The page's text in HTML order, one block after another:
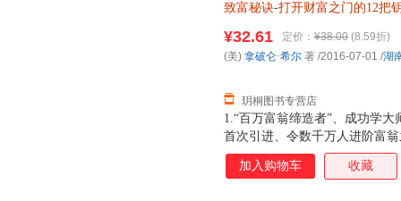
致富秘诀-打开财富之门的12把
1.“百万富翁缔造者”、成功学
首次引进、令数千万人进阶富
阅读的全新增订版
¥32.61 定价： ¥38.00 (8.59折)
玥桐图书专营店
(美) 拿破仑·希尔 著 /2016-07-01 /湖
加入购物车 收藏